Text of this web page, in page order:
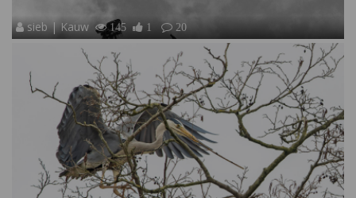
sieb | Kauw 145 1 20